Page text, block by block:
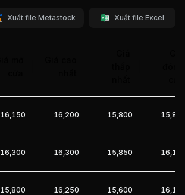
Xuất file Metastock Xuất file Excel
16,150 16,200 15,800
16,300 16,300 15,850
15,800 16,250 15,600